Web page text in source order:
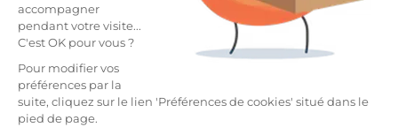
accompagner
pendant votre visite...
C'est OK pour vous ?
Pour modifier vos
préférences par la
suite, cliquez sur le lien 'Préférences de cookies' situé dans le
pied de page.
Finition: Macanisme avec moteur, résistance
maximale : 120kg. Fonction POWERLIFT. Système
électrique incorporé grâce à une télécommande
pour ouverture et inclinaison du repose-pieds et du
dossier avec arrêt multi-positions. Fonction releveur
pour aider l'utilisateur à se mettre debout sans
efforts.